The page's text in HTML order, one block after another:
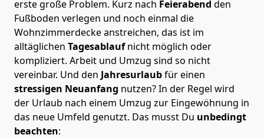
erste große Problem. Kurz nach Feierabend den
Fußboden verlegen und noch einmal die
Wohnzimmerdecke anstreichen, das ist im
alltäglichen Tagesablaufnicht möglich oder
kompliziert. Arbeit und Umzug sind so nicht
vereinbar. Und den Jahresurlaubfür einen
stressigen Neuanfang nutzen? In der Regel wird
der Urlaub nach einem Umzug zur Eingewöhnung in
das neue Umfeld genutzt. Das musst Du unbedingt
beachten: